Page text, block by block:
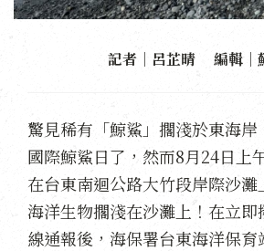
記者｜呂芷晴 編輯｜
驚見稀有「鯨鯊」擱淺於東海岸
國際鯨鯊日了，然而8月24日上
在台東南迴公路大竹段岸際沙灘
海洋生物擱淺在沙灘上！在立即
線通報後，海保署台東海洋保育